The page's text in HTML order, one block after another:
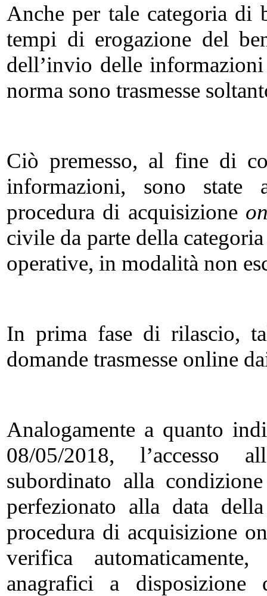
Anche per tale categoria di
tempi di erogazione del
dell’invio delle
norma sono trasmesse
Ciò premesso, al fine di
informazioni, sono state
procedura di acquisizione
civile da parte della
operative, in modalità non
In prima fase di rilascio,
domande trasmesse online
Analogamente a quanto
08/05/2018, l’accesso
subordinato alla
perfezionato alla data
procedura di acquisizione
verifica
anagrafici a disposizione